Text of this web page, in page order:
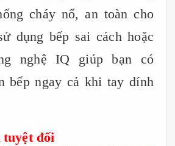
cháy nổ, an toàn cho
dụng bếp sai cách hoặc
nghệ IQ giúp bạn có
bếp ngay cả khi tay dính
đối